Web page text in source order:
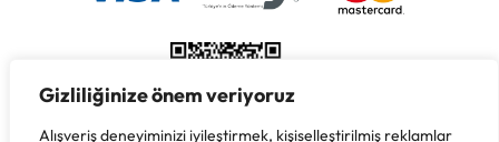
Gizliliğinize önem veriyoruz
Alışveriş deneyiminizi iyileştirmek, kişiselleştirilmiş reklamlar